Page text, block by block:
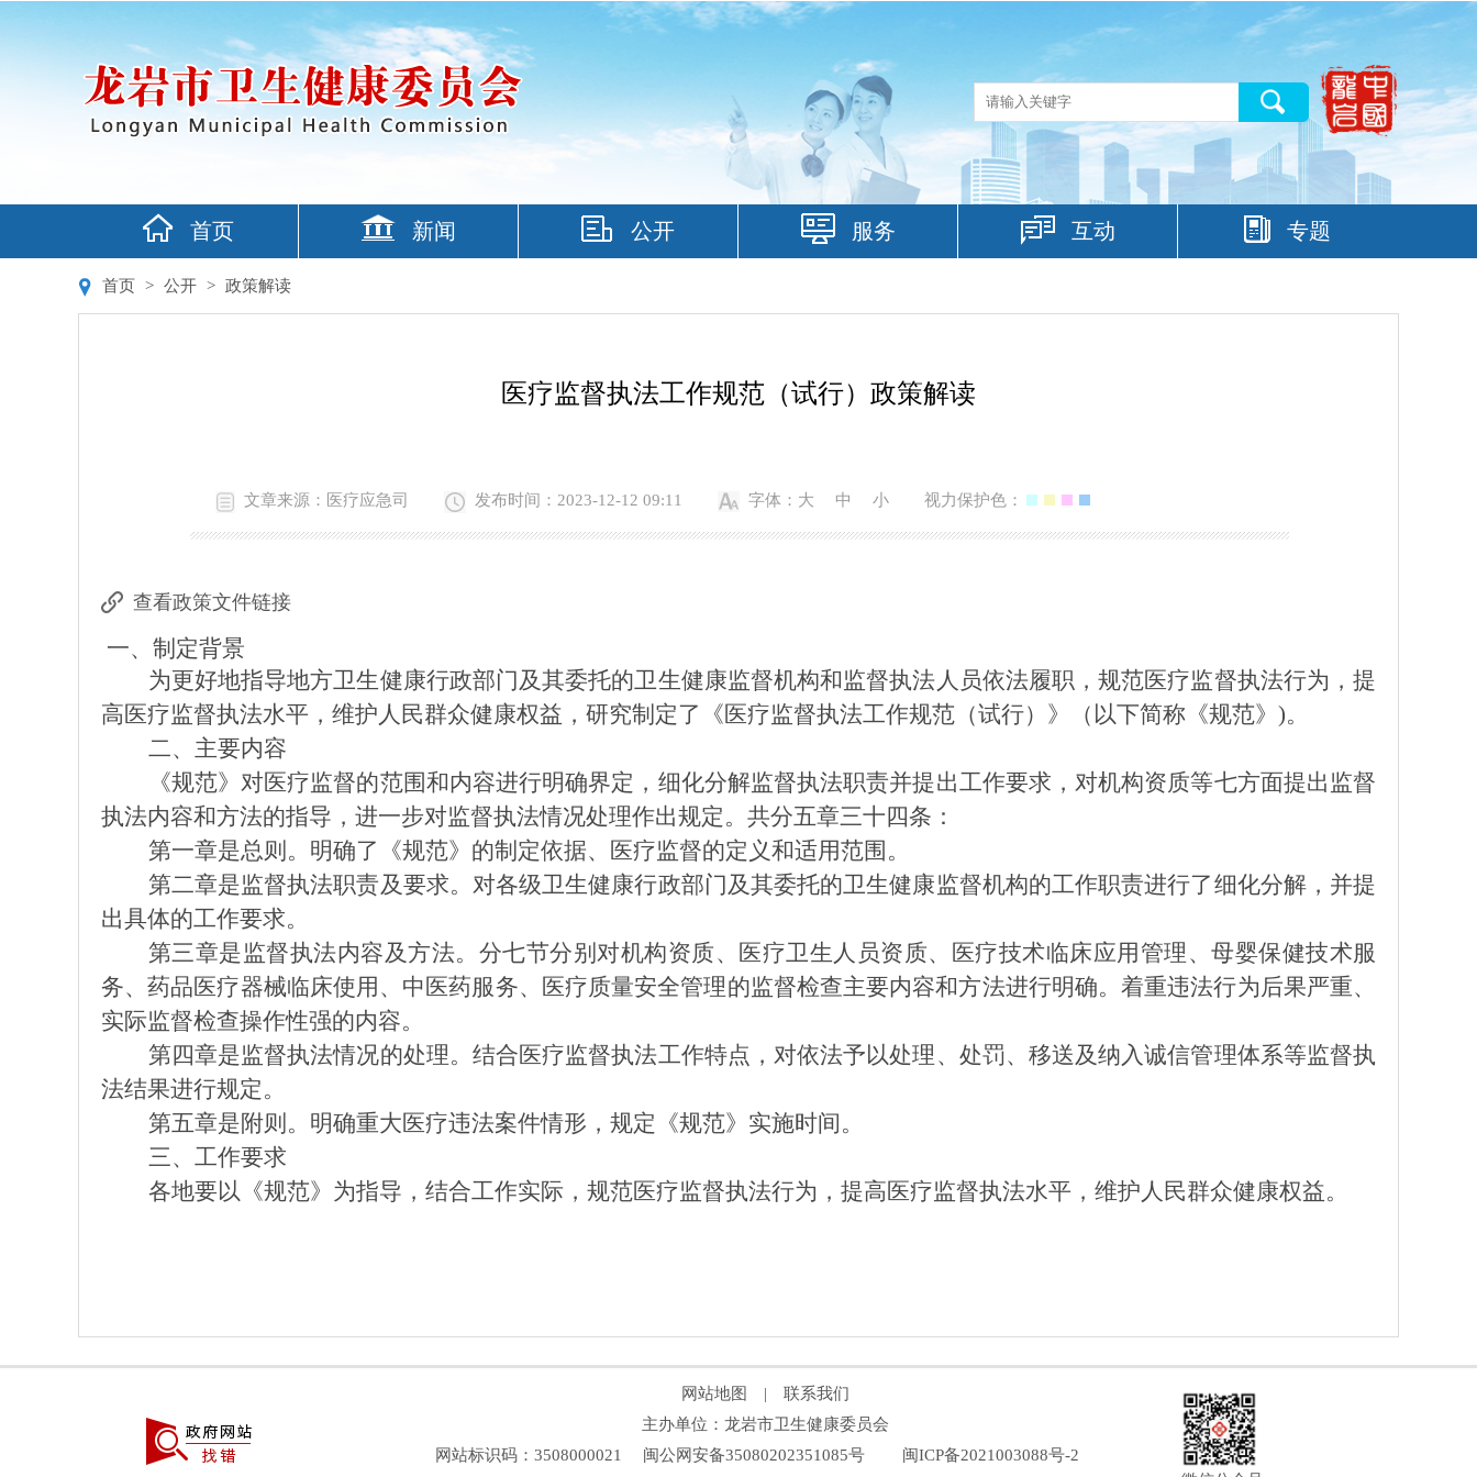
首页 新闻 公开 服务 互动 专题
首页 > 公开 > 政策解读
医疗监督执法工作规范（试行）政策解读
文章来源：医疗应急司 发布时间：2023-12-12 09:11 字体： 大 中 小 视力保护色：
查看政策文件链接
一、 制定背景
为更好地指导地方卫生健康行政部门及其委托的卫生健康监督机构和监督执法人员依法履职，规范医疗监督执法行为 ，提
高医疗监督执法水平，维护人民群众健康权益 ， 研究制定了 《医疗监督执法工作规范 （试行） 》（以下简称《规范》)。
二、主要内容
《规范》 对医疗监督的范围和内容进行明确界定，细化分解监督执法职责并提出工作要求，对机构资质等七方面提出监督
执法内容和方法的指导， 进一步对监督执法情况处理作出规定。 共分五章三十四条：
第一章是总则 。 明确了《规范》的制定依据、医疗监督的定义和适用范围。
第二章是监督执法职责及要求。 对各级卫生健康行政部门及其委托的卫生健康监督机构的工作职责进行了细化分解，并提
出具体的工作要求。
第三章是监督执法内容及方法。 分七节分别对机构资质、 医疗卫生人员资质、 医疗技术临床应用管理 、母婴保健技术服
务、药品医疗器械临床使用 、 中医药服务、 医疗质量安全管理的监督检查主要内容和方法进行明确。着重违法行为后果严重、
实际监督检查操作性强的内容。
第四章是监督执法情况的处理。 结合医疗监督执法工作特点，对依法予以处理、处罚、移送及纳入诚信管理体系等监督执
法结果进行规定。
第五章是附则 。 明确重大医疗违法案件情形 ， 规定《规范》实施时间。
三、 工作要求
各地要以《规范》为指导，结合工作实际，规范医疗监督执法行为，提高医疗监督执法水平，维护人民群众健康权益。
网站地图 |
联系我们
主办单位：龙岩市卫生健康委员会
网站标识码：3508000021
闽公网安备35080202351085号
闽ICP备2021003088号-2